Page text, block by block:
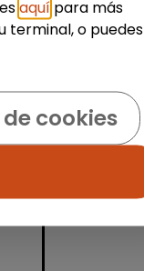
aquí para más
terminal, o puedes
cookies